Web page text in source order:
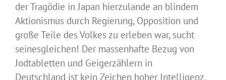
der Tragödie in Japan hierzulande an blindem
Aktionismus durch Regierung, Opposition und
große Teile des Volkes zu erleben war, sucht
seinesgleichen! Der massenhafte Bezug von
Jodtabletten und Geigerzählern in
Deutschland ist kein Zeichen hoher Intelligenz,